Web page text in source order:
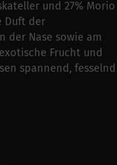
und 27% Morio
Duft der
der Nase sowie am
Frucht und
spannend, fesselnd